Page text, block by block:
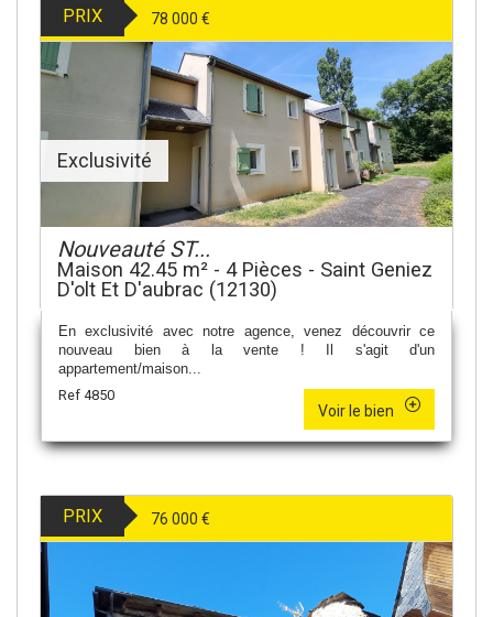
PRIX 78 000 €
Exclusivité
Nouveauté ST...
Maison 42.45 m² - 4 Pièces - Saint Geniez
D'olt Et D'aubrac (12130)
En exclusivité avec notre agence, venez découvrir ce
nouveau bien à la vente ! Il s'agit d'un
appartement/maison...
Ref 4850
Voir le bien
PRIX 76 000 €